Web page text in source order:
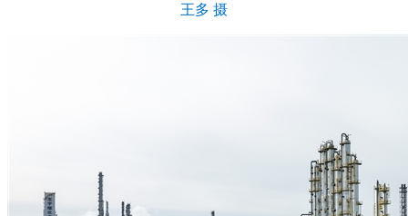
王多 摄